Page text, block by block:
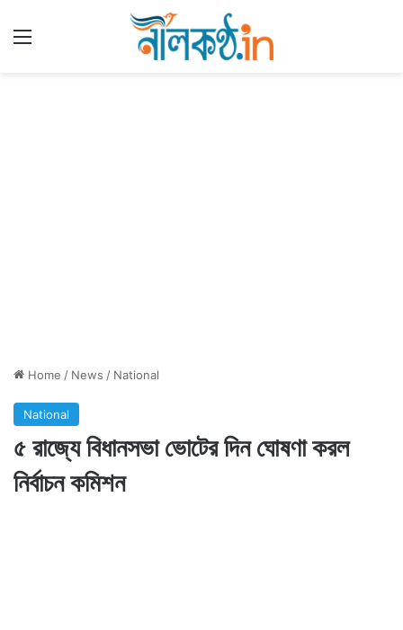
Home / News / National
National
৫ রাজ্যে বিধানসভা ভোটের দিন ঘোষণা করল
নির্বাচন কমিশন